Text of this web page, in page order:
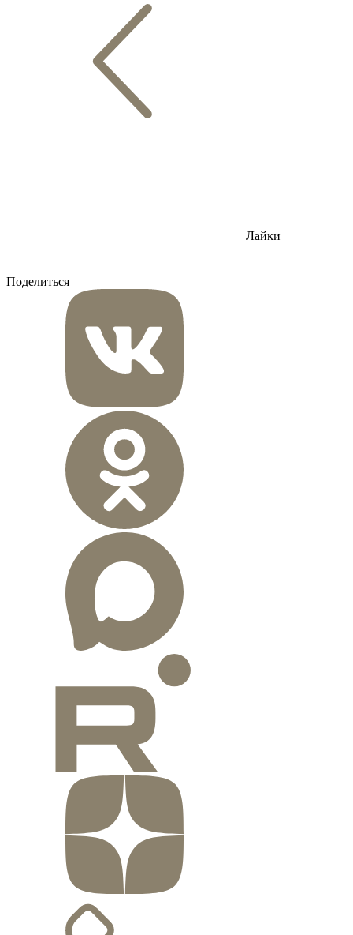
Лайки
Поделиться